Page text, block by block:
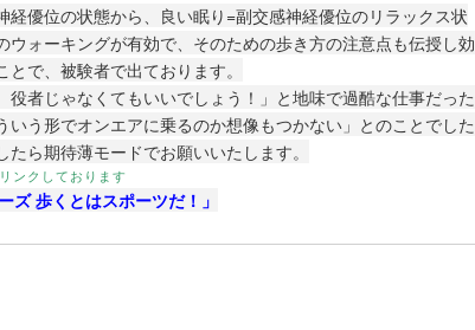
経優位の状態から、良い眠り=副交感神経優位のリラックス状
ウォーキングが有効で、そのための歩き方の注意点も伝授し効
で、被験者で出ております。
役者じゃなくてもいいでしょう！」と地味で過酷な仕事だった
いう形でオンエアに乗るのか想像もつかない」とのことでした
ら期待薄モードでお願いいたします。
ンクしております
ズ 歩くとはスポーツだ！」